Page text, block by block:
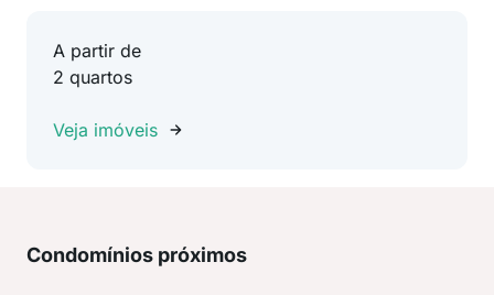
A partir de
2 quartos
Veja imóveis
Condomínios próximos